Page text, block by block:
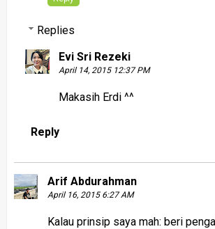
Replies
Evi Sri Rezeki
April 14, 2015 12:37 PM
Makasih Erdi ^^
Reply
Arif Abdurahman
April 16, 2015 6:27 AM
Kalau prinsip saya mah: beri